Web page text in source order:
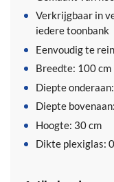
Verkrijgbaar in
iedere toonbank
Eenvoudig te
Breedte: 100 cm
Diepte
Diepte
Hoogte: 30 cm
Dikte plexiglas: